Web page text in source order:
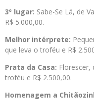
3º lugar: Sabe-Se Lá, de
R$ 5.000,00.
Melhor intérprete:
que leva o troféu e R$
Prata da Casa: Florescer,
troféu e R$ 2.500,00.
Homenagem a